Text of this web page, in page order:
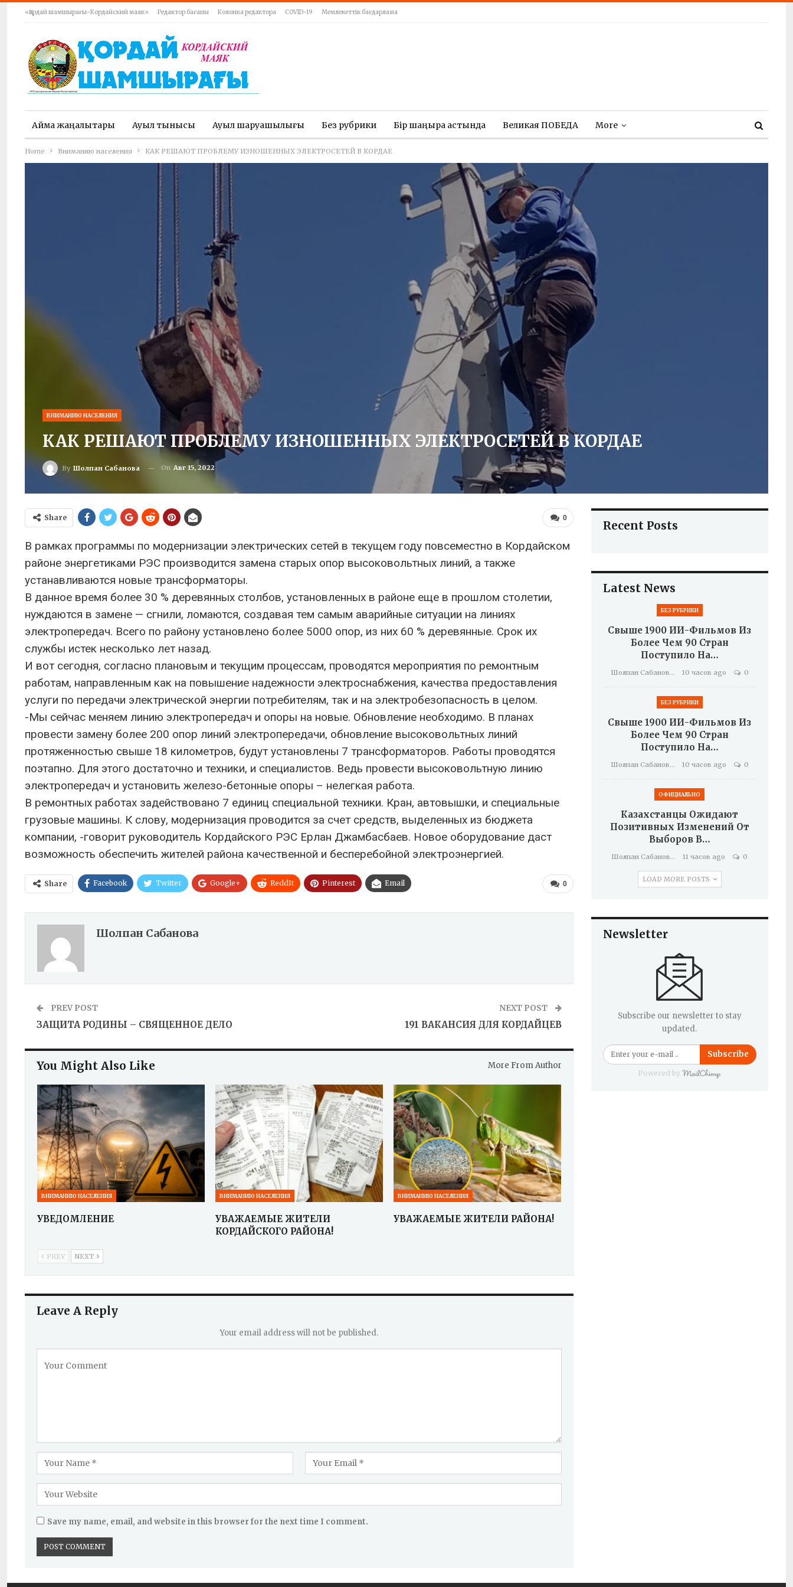
«Қордай шамшырағы-Кордайский маяк» Редактор бағаны Колонка редактора COVID-19 Мемлекеттік бағдарлама
Аймақ жаңалықтары Ауыл тынысы Ауыл шаруашылығы Без рубрики Бір шаңырақ астында Великая ПОБЕДА More
Home Вниманию населения КАК РЕШАЮТ ПРОБЛЕМУ ИЗНОШЕННЫХ ЭЛЕКТРОСЕТЕЙ В КОРДАЕ
ВНИМАНИЮ НАСЕЛЕНИЯ
КАК РЕШАЮТ ПРОБЛЕМУ ИЗНОШЕННЫХ ЭЛЕКТРОСЕТЕЙ В КОРДАЕ
By Шолпан Сабанова On Авг 15, 2022
0
Share
В рамках программы по модернизации электрических сетей в текущем году повсеместно в Кордайском
районе энергетиками РЭС производится замена старых опор высоковольтных линий, а также
устанавливаются новые трансформаторы.
В данное время более 30 % деревянных столбов, установленных в районе еще в прошлом столетии,
нуждаются в замене — сгнили, ломаются, создавая тем самым аварийные ситуации на линиях
электропередач. Всего по району установлено более 5000 опор, из них 60 % деревянные. Срок их
службы истек несколько лет назад.
И вот сегодня, согласно плановым и текущим процессам, проводятся мероприятия по ремонтным
работам, направленным как на повышение надежности электроснабжения, качества предоставления
услуги по передачи электрической энергии потребителям, так и на электробезопасность в целом.
-Мы сейчас меняем линию электропередач и опоры на новые. Обновление необходимо. В планах
провести замену более 200 опор линий электропередачи, обновление высоковольтных линий
протяженностью свыше 18 километров, будут установлены 7 трансформаторов. Работы проводятся
поэтапно. Для этого достаточно и техники, и специалистов. Ведь провести высоковольтную линию
электропередач и установить железо-бетонные опоры – нелегкая работа.
В ремонтных работах задействовано 7 единиц специальной техники. Кран, автовышки, и специальные
грузовые машины. К слову, модернизация проводится за счет средств, выделенных из бюджета
компании, -говорит руководитель Кордайского РЭС Ерлан Джамбасбаев. Новое оборудование даст
возможность обеспечить жителей района качественной и бесперебойной электроэнергией.
0
Share Facebook Twitter Google+ ReddIt Pinterest Email
Шолпан Сабанова
PREV POST
ЗАЩИТА РОДИНЫ – СВЯЩЕННОЕ ДЕЛО
NEXT POST
191 ВАКАНСИЯ ДЛЯ КОРДАЙЦЕВ
You Might Also Like More From Author
ВНИМАНИЮ НАСЕЛЕНИЯ
УВЕДОМЛЕНИЕ
ВНИМАНИЮ НАСЕЛЕНИЯ
УВАЖАЕМЫЕ ЖИТЕЛИ
КОРДАЙСКОГО РАЙОНА!
ВНИМАНИЮ НАСЕЛЕНИЯ
УВАЖАЕМЫЕ ЖИТЕЛИ РАЙОНА!
PREV NEXT
Leave A Reply
Your email address will not be published.
Save my name, email, and website in this browser for the next time I comment.
Recent Posts
Latest News
БЕЗ РУБРИКИ
Свыше 1900 ИИ-Фильмов Из
Более Чем 90 Стран
Поступило На…
Шолпан Сабанова 10 часов ago 0
БЕЗ РУБРИКИ
Свыше 1900 ИИ-Фильмов Из
Более Чем 90 Стран
Поступило На…
Шолпан Сабанова 10 часов ago 0
ОФИЦИАЛЬНО
Казахстанцы Ожидают
Позитивных Изменений От
Выборов В…
Шолпан Сабанова 11 часов ago 0
LOAD MORE POSTS
Newsletter
Subscribe our newsletter to stay
updated.
Subscribe
Powered by